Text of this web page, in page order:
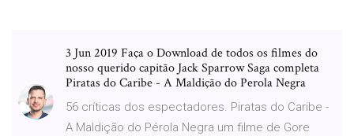
3 Jun 2019 Faça o Download de todos os filmes do
nosso querido capitão Jack Sparrow Saga completa
Piratas do Caribe - A Maldição do Perola Negra
56 críticas dos espectadores. Piratas do Caribe -
A Maldição do Pérola Negra um filme de Gore